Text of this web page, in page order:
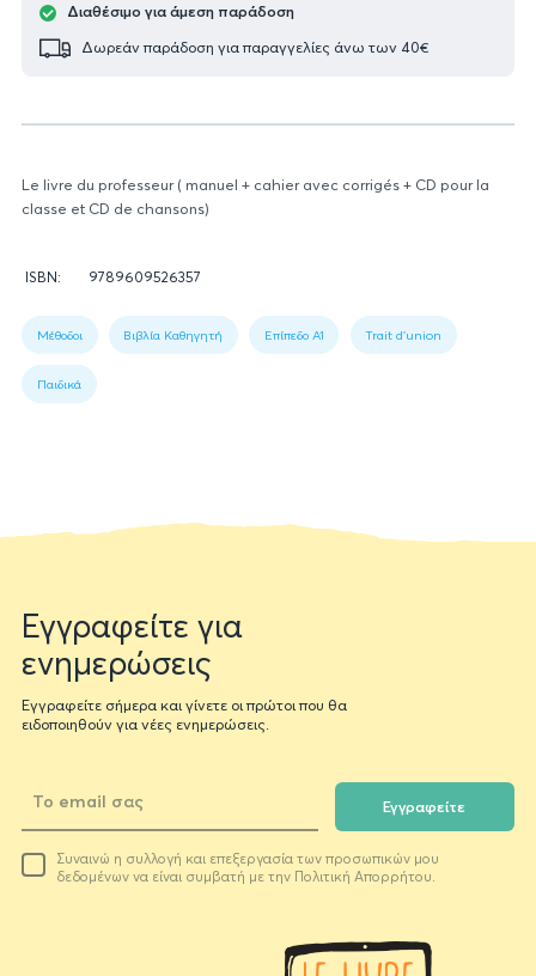
Le livre du professeur ( manuel + cahier avec corrigés + CD pour la
classe et CD de chansons)
Πληροφορίες
ISBN: 9789609526357
1:
Book
data
Μέθοδοι Βιβλία Καθηγητή Επίπεδο A1 Trait d'union
Παιδικά
Διαθέσιμο για άμεση παράδοση
Δωρεάν παράδοση για παραγγελίες άνω των 40€
Newsletter
form
Εγγραφείτε για
ενημερώσεις
Εγγραφείτε σήμερα και γίνετε οι πρώτοι που θα
ειδοποιηθούν για νέες ενημερώσεις.
email
σας
Εγγραφείτε
Συναινώ η συλλογή και επεξεργασία των προσωπικών μου
δεδομένων να είναι συμβατή με την Πολιτική Απορρήτου.